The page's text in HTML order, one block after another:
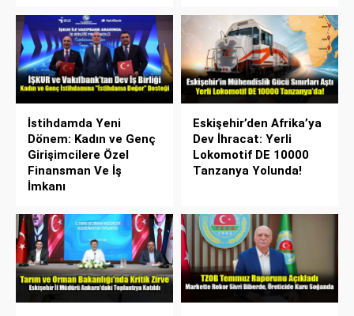
İstihdamda Yeni
Dönem: Kadın ve Genç
Girişimcilere Özel
Finansman Ve İş
İmkanı
Eskişehir’den Afrika’ya
Dev İhracat: Yerli
Lokomotif DE 10000
Tanzanya Yolunda!